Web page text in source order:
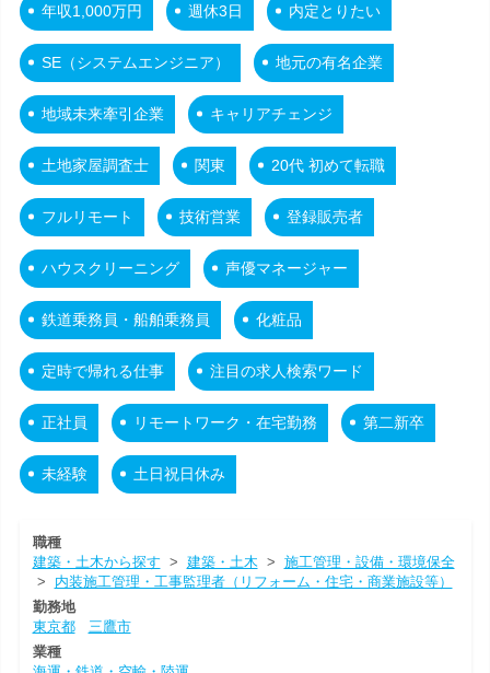
年収1,000万円 週休3日 内定とりたい
SE（システムエンジニア） 地元の有名企業
地域未来牽引企業 キャリアチェンジ
土地家屋調査士 関東 20代 初めて転職
フルリモート 技術営業 登録販売者
ハウスクリーニング 声優マネージャー
鉄道乗務員・船舶乗務員 化粧品
定時で帰れる仕事 注目の求人検索ワード
正社員 リモートワーク・在宅勤務 第二新卒
未経験 土日祝日休み
職種
建築・土木から探す > 建築・土木 > 施工管理・設備・環境保全
> 内装施工管理・工事監理者（リフォーム・住宅・商業施設等）
勤務地
東京都
三鷹市
業種